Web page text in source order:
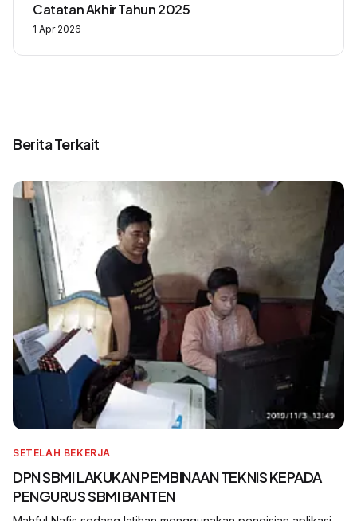
Catatan Akhir Tahun 2025
1 Apr 2026
Berita Terkait
SETELAH BEKERJA
DPN SBMI LAKUKAN PEMBINAAN TEKNIS KEPADA
PENGURUS SBMI BANTEN